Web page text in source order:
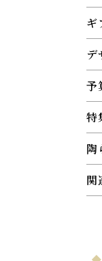
ギ
デ
予
特
陶
関